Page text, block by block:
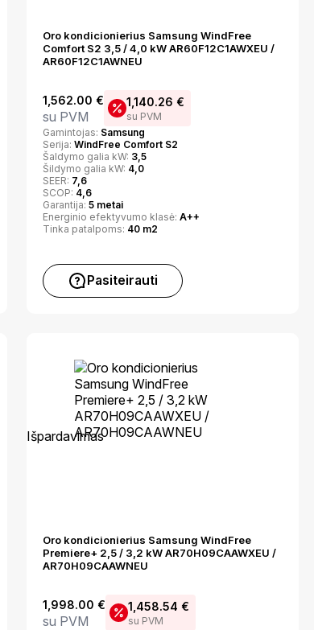
Oro kondicionierius Samsung WindFree
Comfort S2 3,5 / 4,0 kW AR60F12C1AWXEU /
AR60F12C1AWNEU
1,562.00 €
su PVM
1,140.26 €
su PVM
Gamintojas: Samsung
Serija:WindFree Comfort S2
Šaldymo galia kW: 3,5
Šildymo galia kW: 4,0
SEER: 7,6
SCOP: 4,6
Garantija:5 metai
Energinio efektyvumo klasė:A++
Tinka patalpoms: 40 m2
Pasiteirauti
Išpardavimas
Oro kondicionierius Samsung WindFree
Premiere+ 2,5 / 3,2 kW AR70H09CAAWXEU /
AR70H09CAAWNEU
1,998.00 €
su PVM
1,458.54 €
su PVM